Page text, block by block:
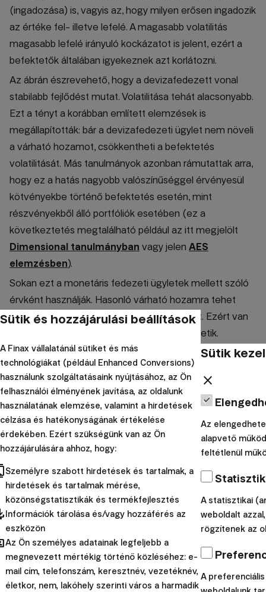
(ingadozása) is, vagyis az, hogy milyen erősen ingadozik
az értéke fel- illetve lefelé. A magasabb volatilitás
magasabb lefelé irányuló kockázatot is jelent, ezért a
befektetők általában igyekeznek azt korlátozni.
Az ábrán észrevehető, hogy a devizafedezett vonal
stabilabb fejlődést mutat. Volatilitása tehát alacsonyabb.
Ezt a tényt a korábban említett elemzések is
megállapították: bár a devizafedezeti ügylet nem növeli
a várható hozamot, csökkentheti a befektetés
volatilitását. Más tanulmányok azonban rámutattak arra,
hogy ez a hatás nagyobb valószínűséggel érvényesül
kötvényekbe történő befektetés esetén, mint
részvényekből álló portfóliók esetében (ez a
következtetés megtalálható például az itt megjelölt
Dimensional tanulmányban vagy jelen AES
elemzésben).
Sokan ezt a monetáris fedezeti ügyletek mellett szóló
érvként használják. Hasonló várható hozamra tehet
szert, viszont alacsonyabb kockázat mellett. Ezért van
az, hogy egyesek "ingyen ebédként" emlegetik.
Ez az állítás akkor lenne helytálló, ha a monetáris
fedezeti ügyletek valóban díjmentesek lennének. Ez
azonban nem igaz. Az árfolyamok pénzügyi
derivatívákkal történő rögzítése többféle költséggel
is jár, amelyek természetesen csökkentik a
befektetők hozamát.Vegyük sorra ezeket.
Ne várják az ingyen
ebédet: a devizafedezet
költségei
A devizafedezeti ügyletek első költsége a leginkább
egyértelmű: ez a pénzügyi derivatívákkal való
kereskedéshez kapcsolódó tranzakciós és egyéb díjak.
Sütik és hozzájárulási beállítások
A Finax vállalatánál sütiket és más
technológiákat (például Enhanced Conversions)
használunk szolgáltatásaink nyújtásához, az Ön
felhasználói élményének javítása, az oldalunk
használatának elemzése, valamint a hirdetések
célzása és hatékonyságának értékelése
érdekében. Ezért szükségünk van az Ön
hozzájárulására ahhoz, hogy:
Személyre szabott hirdetések és tartalmak, a
hirdetések és tartalmak mérése,
közönségstatisztikák és termékfejlesztés
Információk tárolása és/vagy hozzáférés az
eszközön
Az Ön személyes adatainak legfeljebb a
megnevezett mértékig történő közléséhez: e-
mail cím, telefonszám, keresztnév, vezetéknév,
életkor, nem, lakóhely szerinti város a harmadik
Sütik
close
Az
alapvető
feltétlenül
A statisztikai
weboldalt
rögzítenek az
A